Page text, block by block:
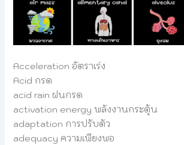
Acceleration อัตราเร่ง
Acid กรด
acid rain ฝนกรด
activation energy พลังงานกระตุ้น
adaptation การปรับตัว
adequacy ความเพียงพอ